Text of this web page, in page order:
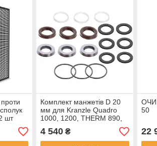
шт
Комплект манжетів D 20
мм для Kranzle Quadro
1000, 1200, THERM 890,
895
4 540₴
50
22